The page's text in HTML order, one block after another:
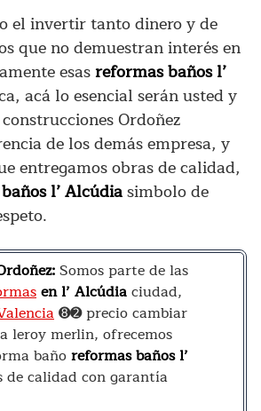
el invertir tanto dinero y de
que no demuestran interés en
esasreformas baños l’
acá lo esencial serán usted y
Ordoñez
de los demás empresa, y
entregamos obras de calidad,
l’ Alcúdiasimbolo de
Somos parte de las
en l’ Alcúdiaciudad,
➑➋ precio cambiar
leroy merlin, ofrecemos
bañoreformas baños l’
de calidad con garantía